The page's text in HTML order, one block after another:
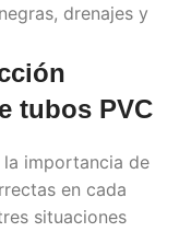
drenajes y
tubos PVC
la importancia de
en cada
situaciones